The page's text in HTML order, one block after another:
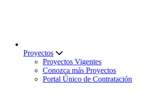
Proyectos
Proyectos Vigentes
Conozca más Proyectos
Portal Único de Contratación